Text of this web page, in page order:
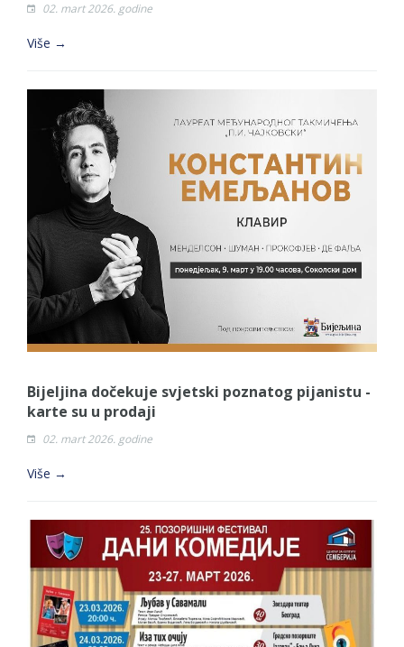
02. mart 2026. godine
Više →
Bijeljina dočekuje svjetski poznatog pijanistu -
karte su u prodaji
02. mart 2026. godine
Više →